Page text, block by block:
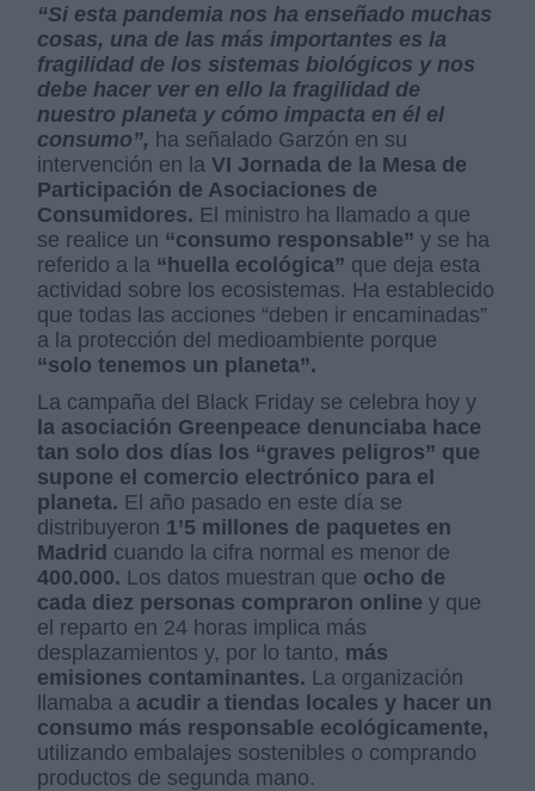
“Si esta pandemia nos ha enseñado muchas
cosas, una de las más importantes es la
fragilidad de los sistemas biológicos y nos
debe hacer ver en ello la fragilidad de
nuestro planeta y cómo impacta en él el
consumo”, ha señalado Garzón en su
intervención en laVI Jornada de la Mesa de
Participación de Asociaciones de
Consumidores. El ministro ha llamado a que
se realice un “consumo responsable”y se ha
referido a la “huella ecológica” que deja esta
actividad sobre los ecosistemas. Ha establecido
que todas las acciones “deben ir encaminadas”
a la protección del medioambiente porque
“solo tenemos un planeta”.
La campaña del Black Friday se celebra hoy y
la asociación Greenpeace denunciaba hace
tan solo dos días los “graves peligros” que
supone el comercio electrónico para el
planeta. El año pasado en este día se
distribuyeron 1’5 millones de paquetes en
Madrid cuando la cifra normal es menor de
400.000. Los datos muestran que ocho de
cada diez personas compraron online y que
el reparto en 24 horas implica más
desplazamientos y, por lo tanto, más
emisiones contaminantes. La organización
llamaba a acudir a tiendas locales y hacer un
consumo más responsable ecológicamente,
utilizando embalajes sostenibles o comprando
productos de segunda mano.